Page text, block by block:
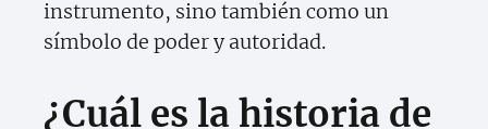
instrumento, sino también como un
símbolo de poder y autoridad.
¿Cuál es la historia de